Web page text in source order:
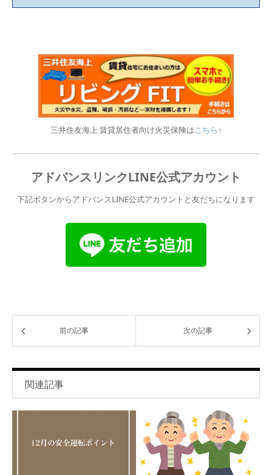
三井住友海上 賃貸居住者向け火災保険はこちら ↑
アドバンスリンクLINE公式アカウント
下記ボタンからアドバンスLINE公式アカウントと友だちになります
前の記事 次の記事
関連記事